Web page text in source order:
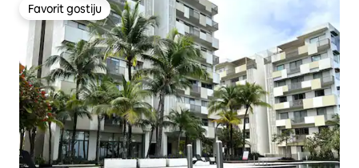
Favorit gostiju
Favorit gostiju